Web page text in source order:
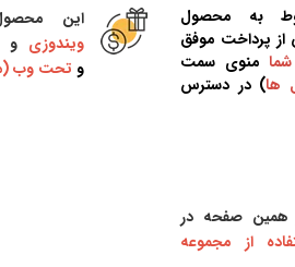
به محصول
پرداخت موفق
منوی سمت
ها) در دسترس
این
ویندوزی
و تحت وب
همین صفحه در
از مجموعه